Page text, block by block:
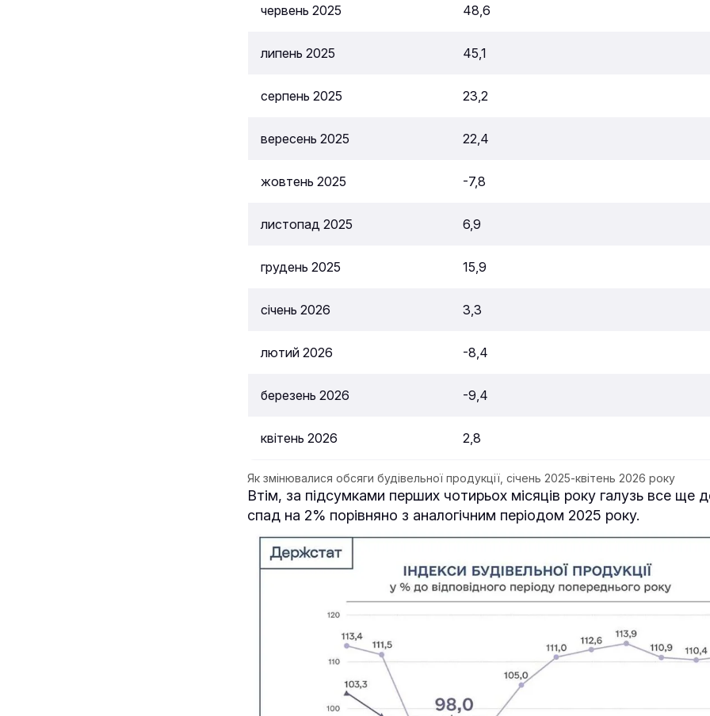
червень 2025 48,6
липень 2025 45,1
серпень 2025 23,2
вересень 2025 22,4
жовтень 2025 -7,8
листопад 2025 6,9
грудень 2025 15,9
січень 2026 3,3
лютий 2026 -8,4
березень 2026 -9,4
квітень 2026 2,8
Як змінювалися обсяги будівельної продукції, січень 2025-квітень 2026 року
Втім, за підсумками перших чотирьох місяців року галузь все ще
спад на 2% порівняно з аналогічним періодом 2025 року.